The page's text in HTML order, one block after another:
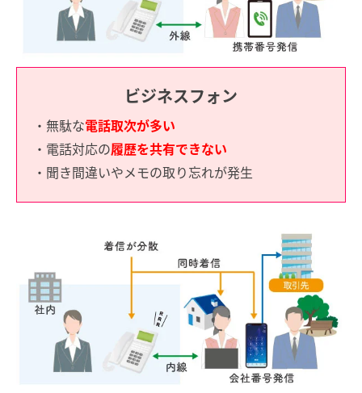
ビジネスフォン
・無駄な電話取次が多い
・電話対応の履歴を共有できない
・聞き間違いやメモの取り忘れが発生